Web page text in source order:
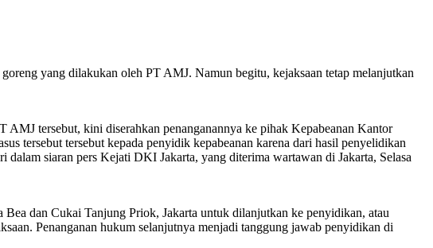
yang dilakukan oleh PT AMJ. Namun begitu, kejaksaan tetap melanjutkan
tersebut, kini diserahkan penanganannya ke pihak Kepabeanan Kantor
tersebut tersebut kepada penyidik kepabeanan karena dari hasil penyelidikan
siaran pers Kejati DKI Jakarta, yang diterima wartawan di Jakarta, Selasa
dan Cukai Tanjung Priok, Jakarta untuk dilanjutkan ke penyidikan, atau
Penanganan hukum selanjutnya menjadi tanggung jawab penyidikan di